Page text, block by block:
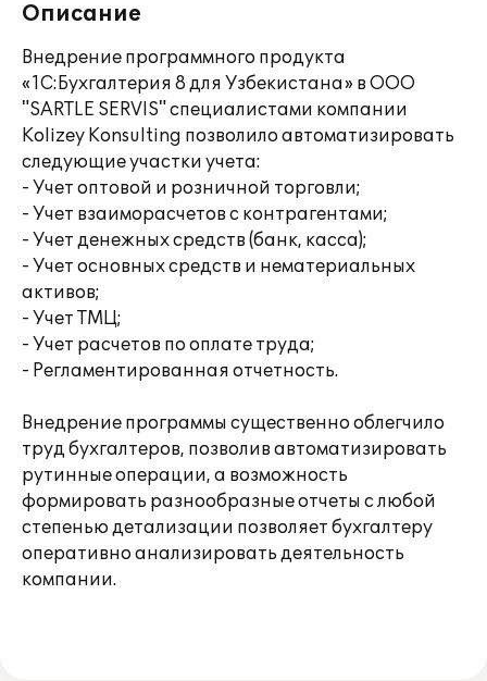
Описание
Внедрение программного продукта
«1С:Бухгалтерия 8 для Узбекистана» в ООО
"SARTLE SERVIS" специалистами компании
Kolizey Konsulting позволило автоматизировать
следующие участки учета:
- Учет оптовой и розничной торговли;
- Учет взаиморасчетов с контрагентами;
- Учет денежных средств (банк, касса);
- Учет основных средств и нематериальных
активов;
- Учет ТМЦ;
- Учет расчетов по оплате труда;
- Регламентированная отчетность.
Внедрение программы существенно облегчило
труд бухгалтеров, позволив автоматизировать
рутинные операции, а возможность
формировать разнообразные отчеты с любой
степенью детализации позволяет бухгалтеру
оперативно анализировать деятельность
компании.